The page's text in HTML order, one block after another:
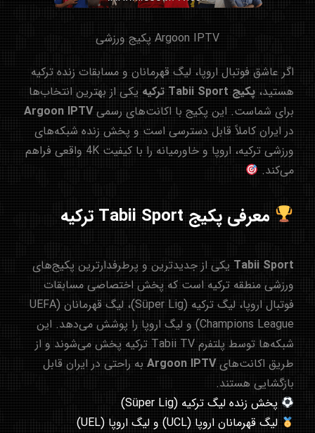
Argoon IPTV پکیج ورزشی
اگر عاشق فوتبال اروپا، لیگ قهرمانان و مسابقات زنده ترکیه
هستید، پکیج Tabii Sport ترکیه
یکی از بهترین انتخاب‌ها
برای شماست. این پکیج با اکانت‌های رسمیArgoon IPTV
در ایران کاملاً قابل دسترسی است و پخش زنده شبکه‌های
ورزشی ترکیه، اروپا و خاورمیانه را با کیفیت 4K واقعی فراهم
می‌کند.
معرفی پکیج Tabii Sport ترکیه
Tabii Sport یکی از جدیدترین و پرطرفدارترین پکیج‌های
ورزشی منطقه ترکیه است که پخش اختصاصی مسابقات
فوتبال اروپا، لیگ ترکیه (Süper Lig)، لیگ قهرمانان (UEFA
Champions League) و لیگ اروپا را پوشش می‌دهد. این
شبکه‌ها توسط پلتفرم Tabii TV ترکیه پخش می‌شوند و از
طریق اکانت‌هایArgoon IPTV به راحتی در ایران قابل
بازگشایی هستند.
پخش زنده لیگ ترکیه (Süper Lig)
لیگ قهرمانان اروپا (UCL) و لیگ اروپا (UEL)